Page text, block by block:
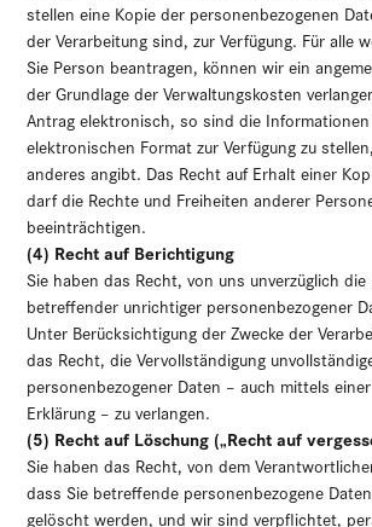
stellen eine Kopie der personenbezogenen
der Verarbeitung sind, zur Verfügung. Für alle
Sie Person beantragen, können wir ein
der Grundlage der Verwaltungskosten
Antrag elektronisch, so sind die Informationen
elektronischen Format zur Verfügung zu
anderes angibt. Das Recht auf Erhalt einer
darf die Rechte und Freiheiten anderer
beeinträchtigen.
(4) Recht auf Berichtigung
Sie haben das Recht, von uns unverzüglich die
betreffender unrichtiger personenbezogener
Unter Berücksichtigung der Zwecke der
das Recht, die Vervollständigung
personenbezogener Daten – auch mittels
Erklärung – zu verlangen.
(5) Recht auf Löschung („Recht auf
Sie haben das Recht, von dem
dass Sie betreffende personenbezogene
gelöscht werden, und wir sind verpflichtet,